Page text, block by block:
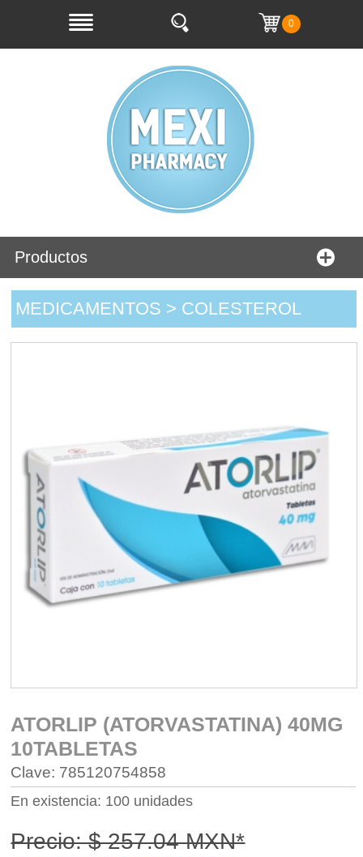
0
Productos
MEDICAMENTOS > COLESTEROL
ATORLIP (ATORVASTATINA) 40MG
10TABLETAS
Clave: 785120754858
En existencia: 100 unidades
Precio: $ 257.04 MXN*